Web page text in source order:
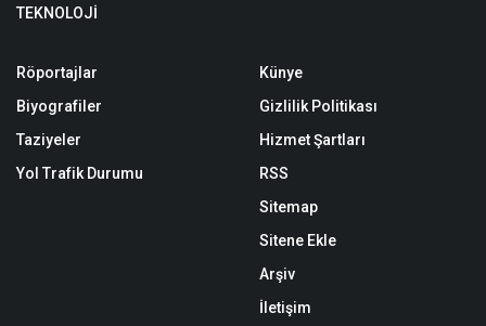
TEKNOLOJİ
Röportajlar
Biyografiler
Taziyeler
Yol Trafik Durumu
Künye
Gizlilik Politikası
Hizmet Şartları
RSS
Sitemap
Sitene Ekle
Arşiv
İletişim